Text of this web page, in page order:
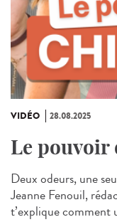
VIDÉO 28.08.2025
Le
Deux odeurs, une
Jeanne Fenouil,
t’explique comment